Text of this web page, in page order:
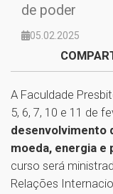
de poder
05.02.2025
A Faculdade
5, 6, 7, 10 e 11 de
desenvolvimento
moeda, energia e
curso será
Relações